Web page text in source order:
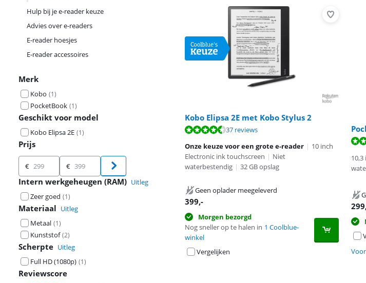
Hulp bij je e-reader keuze
Advies over e-readers
E-reader hoesjes
E-reader accessoires
Merk
Kobo (1)
PocketBook (1)
Geschikt voor model
Kobo Elipsa 2E (1)
Prijs
Prijs
€ €
Intern werkgeheugen (RAM) Uitleg
Zeer goed (1)
Materiaal Uitleg
Metaal (1)
Kunststof (2)
Scherpte Uitleg
Full HD (1080p) (1)
Reviewscore
Kobo Elipsa 2E met Kobo Stylus 2
Beoordeling is 8,5 van de 10, gebaseerd op 37 reviews.
37 reviews
Onze keuze voor een grote e-reader | 10 inch
Electronic ink touchscreen | Niet
waterbestendig | 32 GB opslag
Geen oplader meegeleverd
399,-
Morgen bezorgd
Nog sneller op te halen in 1 Coolblue-
winkel
Vergelijken
299